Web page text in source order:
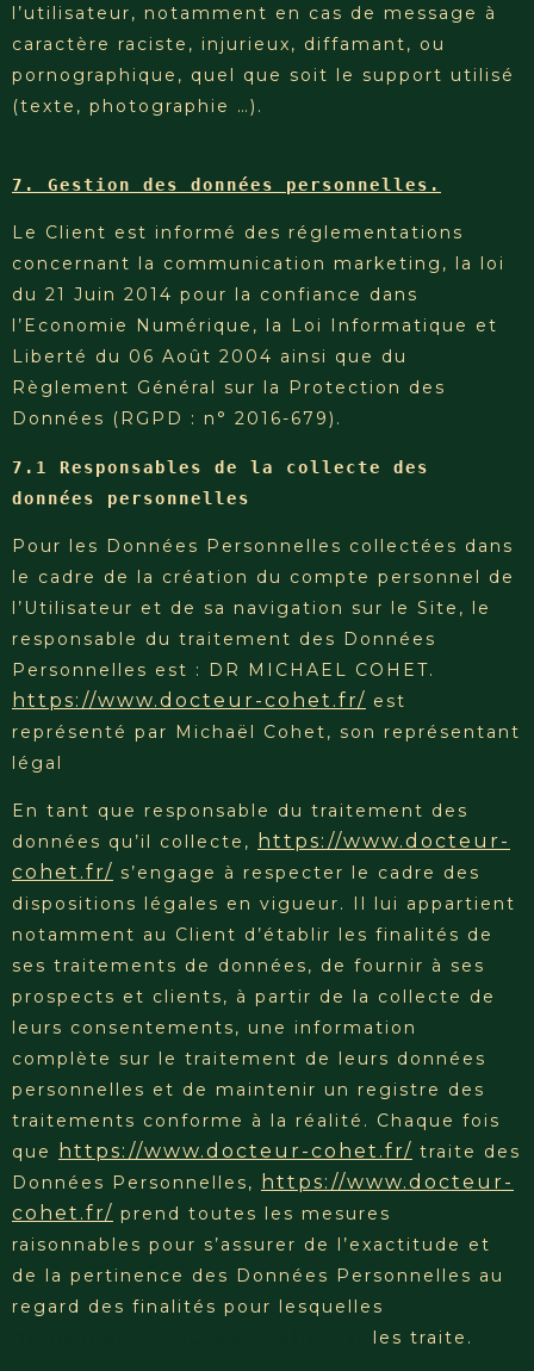
l’utilisateur, notamment en cas de message à
caractère raciste, injurieux, diffamant, ou
pornographique, quel que soit le support utilisé
(texte, photographie …).
7. Gestion des données personnelles.
Le Client est informé des réglementations
concernant la communication marketing, la loi
du 21 Juin 2014 pour la confiance dans
l’Economie Numérique, la Loi Informatique et
Liberté du 06 Août 2004 ainsi que du
Règlement Général sur la Protection des
Données (RGPD : n° 2016-679).
7.1 Responsables de la collecte des
données personnelles
Pour les Données Personnelles collectées dans
le cadre de la création du compte personnel de
l’Utilisateur et de sa navigation sur le Site, le
responsable du traitement des Données
Personnelles est : DR MICHAEL COHET.
https://www.docteur-cohet.fr/ est
représenté par Michaël Cohet, son représentant
légal
En tant que responsable du traitement des
données qu’il collecte,
https://www.docteur-
cohet.fr/ s’engage à respecter le cadre des
dispositions légales en vigueur. Il lui appartient
notamment au Client d’établir les finalités de
ses traitements de données, de fournir à ses
prospects et clients, à partir de la collecte de
leurs consentements, une information
complète sur le traitement de leurs données
personnelles et de maintenir un registre des
traitements conforme à la réalité. Chaque fois
que
https://www.docteur-cohet.fr/ traite des
Données Personnelles,
https://www.docteur-
cohet.fr/ prend toutes les mesures
raisonnables pour s’assurer de l’exactitude et
de la pertinence des Données Personnelles au
regard des finalités pour lesquelles
les traite.